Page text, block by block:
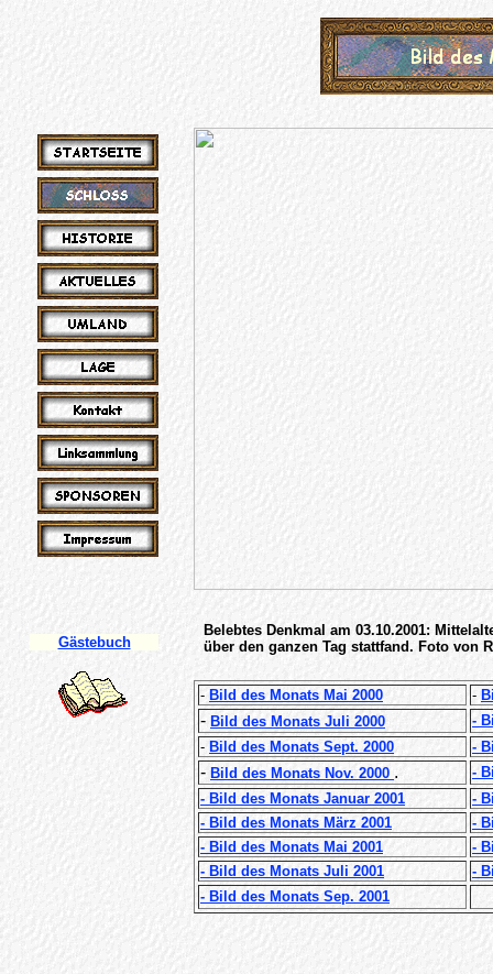
Belebtes Denkmal am 03.10.2001:
über den ganzen Tag stattfand. Foto von
Gästebuch
- Bild des Monats Mai 2000 -
- Bild des Monats Juli 2000
-
- Bild des Monats Sept. 2000 -
- Bild des Monats Nov. 2000 .
-
- Bild des Monats Januar 2001
-
- Bild des Monats März 2001
-
- Bild des Monats Mai 2001
-
- Bild des Monats Juli 2001
-
- Bild des Monats Sep. 2001